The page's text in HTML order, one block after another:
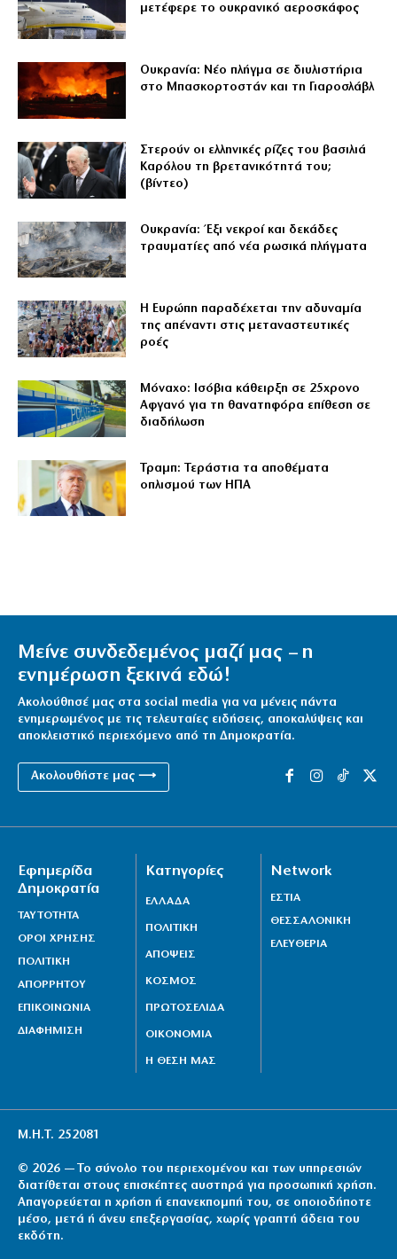
μετέφερε το ουκρανικό αεροσκάφος
Ουκρανία: Νέο πλήγμα σε διυλιστήρια
στο Μπασκορτοστάν και τη Γιαροσλάβλ
Στερούν οι ελληνικές ρίζες του βασιλιά
Καρόλου τη βρετανικότητά του;
(βίντεο)
Ουκρανία: Έξι νεκροί και δεκάδες
τραυματίες από νέα ρωσικά πλήγματα
Η Ευρώπη παραδέχεται την αδυναμία
της απέναντι στις μεταναστευτικές
ροές
Μόναχο: Ισόβια κάθειρξη σε 25χρονο
Αφγανό για τη θανατηφόρα επίθεση σε
διαδήλωση
Τραμπ: Τεράστια τα αποθέματα
οπλισμού των ΗΠΑ
Μείνε συνδεδεμένος μαζί μας – η
ενημέρωση ξεκινά εδώ!
Ακολούθησέ μας στα social media για να μένεις πάντα
ενημερωμένος με τις τελευταίες ειδήσεις, αποκαλύψεις και
αποκλειστικό περιεχόμενο από τη Δημοκρατία.
Ακολουθήστε μας ⟶
Εφημερίδα
Δημοκρατία
ΤΑΥΤΟΤΗΤΑ
ΟΡΟΙ ΧΡΗΣΗΣ
ΠΟΛΙΤΙΚΗ
ΑΠΟΡΡΗΤΟΥ
ΕΠΙΚΟΙΝΩΝΙΑ
ΔΙΑΦΗΜΙΣΗ
Κατηγορίες
ΕΛΛΑΔΑ
ΠΟΛΙΤΙΚΗ
ΑΠΟΨΕΙΣ
ΚΟΣΜΟΣ
ΠΡΩΤΟΣΕΛΙΔΑ
ΟΙΚΟΝΟΜΙΑ
Η ΘΕΣΗ ΜΑΣ
Network
ΕΣΤΙΑ
ΘΕΣΣΑΛΟΝΙΚΗ
ΕΛΕΥΘΕΡΙΑ
Μ.Η.Τ. 252081
© 2026 — Το σύνολο του περιεχομένου και των υπηρεσιών
διατίθεται στους επισκέπτες αυστηρά για προσωπική χρήση.
Απαγορεύεται η χρήση ή επανεκπομπή του, σε οποιοδήποτε
μέσο, μετά ή άνευ επεξεργασίας, χωρίς γραπτή άδεια του
εκδότη.